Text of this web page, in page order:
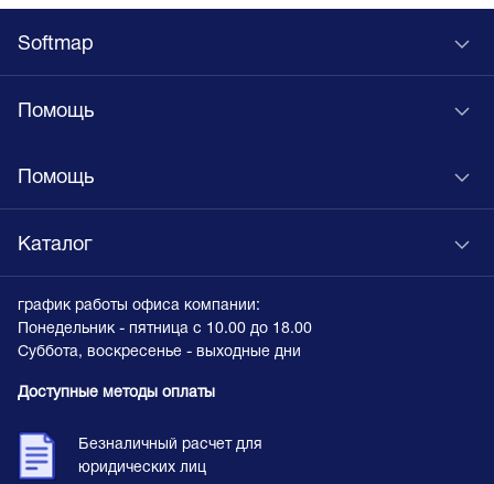
Softmap
Помощь
Помощь
Каталог
график работы офиса компании:
Понедельник - пятница с 10.00 до 18.00
Суббота, воскресенье - выходные дни
Доступные методы оплаты
Безналичный расчет для
юридических лиц